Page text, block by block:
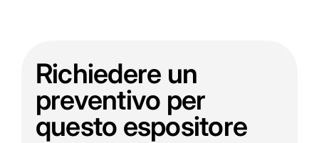
Richiedere un
preventivo per
questo espositore